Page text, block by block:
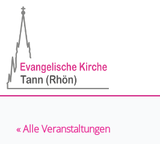
springen
« Alle Veranstaltungen